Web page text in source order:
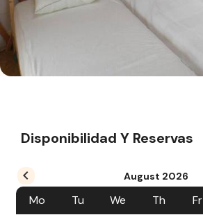
Disponibilidad Y Reservas
August 2026
Mo Tu We Th Fr